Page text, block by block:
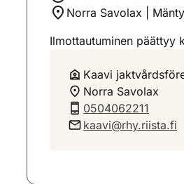
Norra Savolax |
Ilmottautuminen päättyy
Kaavi
Norra Savolax
0504062211
kaavi@rhy.riista.fi